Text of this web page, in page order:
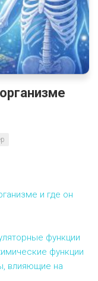
и где он
функции
функции
влияющие на